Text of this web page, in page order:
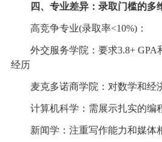
四、专业差异：录取门槛的多
高竞争专业(录取率<10%)：
外交服务学院：要求3.8+ GPA
经历
麦克多诺商学院：对数学和经
计算机科学：需展示扎实的编
新闻学：注重写作能力和媒体